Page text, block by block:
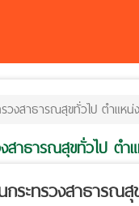
วงสาธารณสุขทั่วไป ตำแ
สาธารณสุขทั่วไป
กระทรวงสาธาร